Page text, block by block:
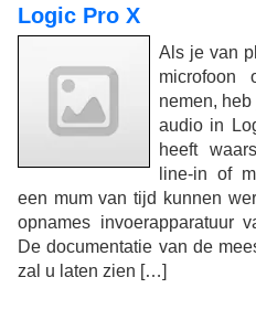
Logic Pro X
Als je van
microfoon
nemen,
audio in
heeft
line-in of
een mum van tijd kunnen
opnames invoerapparatuur
De documentatie van de
zal u laten zien […]